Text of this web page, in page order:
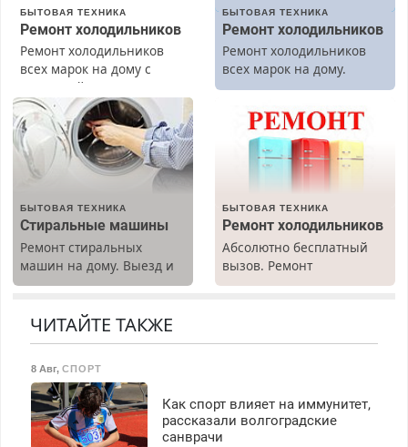
БЫТОВАЯ ТЕХНИКА
Ремонт холодильников
Ремонт холодильников
всех марок на дому с
гарантией. Замена
резины. Качественно.
Недорого. Без выходных.
Все районы. Скидка.
Вызов бесплатный.
БЫТОВАЯ ТЕХНИКА
Ремонт холодильников
Ремонт холодильников
всех марок на дому.
БЫТОВАЯ ТЕХНИКА
Стиральные машины
Ремонт стиральных
машин на дому. Выезд и
диагностика бесплатно.
БЫТОВАЯ ТЕХНИКА
Ремонт холодильников
Абсолютно бесплатный
вызов. Ремонт
холодильников всех
ЧИТАЙТЕ ТАКЖЕ
8 Авг, СПОРТ
Как спорт влияет на иммунитет,
рассказали волгоградские
санврачи